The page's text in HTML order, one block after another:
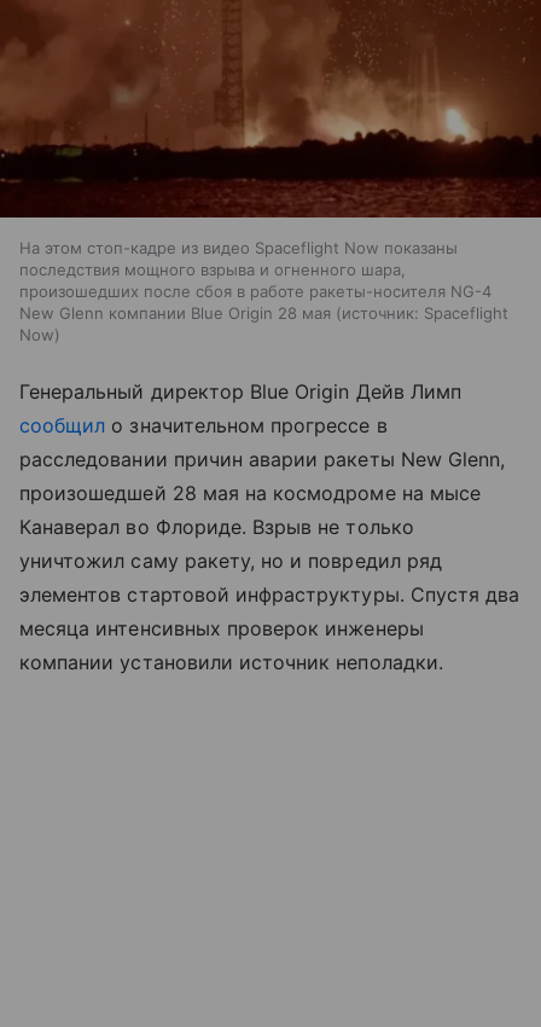
На этом стоп-кадре из видео Spaceflight Now показаны
последствия мощного взрыва и огненного шара,
произошедших после сбоя в работе ракеты-носителя NG-4
New Glenn компании Blue Origin 28 мая
источник: Spaceflight
Now
Генеральный директор Blue Origin Дейв Лимп
сообщил о значительном прогрессе в
расследовании причин аварии ракеты New Glenn,
произошедшей 28 мая на космодроме на мысе
Канаверал во Флориде. Взрыв не только
уничтожил саму ракету, но и повредил ряд
элементов стартовой инфраструктуры. Спустя два
месяца интенсивных проверок инженеры
компании установили источник неполадки.